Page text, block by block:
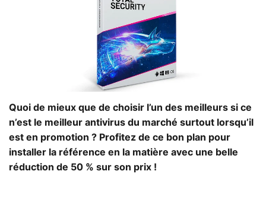
Quoi de mieux que de choisir l’un des meilleurs si ce
n’est le meilleur antivirus du marché surtout lorsqu’il
est en promotion ? Profitez de ce bon plan pour
installer la référence en la matière avec une belle
réduction de 50 % sur son prix !